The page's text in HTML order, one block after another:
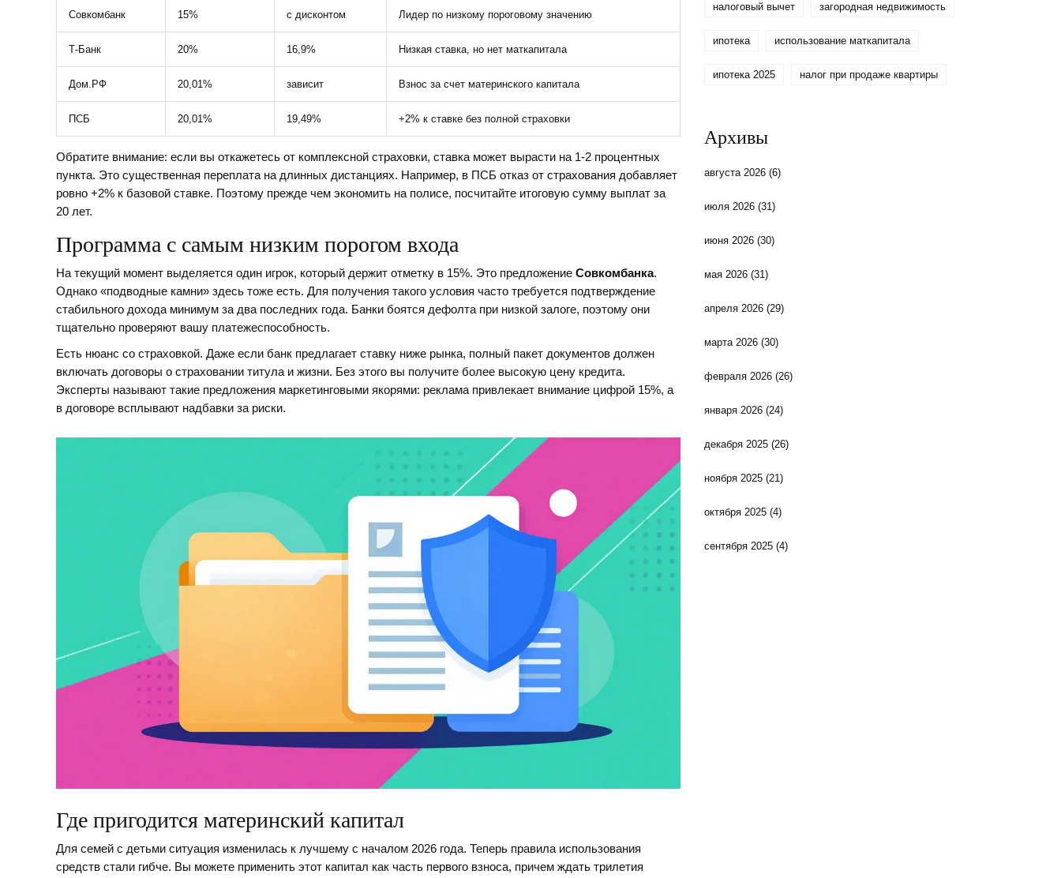
Совкомбанк 15% с дисконтом Лидер по низкому пороговому значению
Т-Банк 20% 16,9% Низкая ставка, но нет маткапитала
Дом.РФ 20,01% зависит Взнос за счет материнского капитала
ПСБ 20,01% 19,49% +2% к ставке без полной страховки
Обратите внимание: если вы откажетесь от комплексной страховки, ставка может вырасти на 1-2 процентных
пункта. Это существенная переплата на длинных дистанциях. Например, в ПСБ отказ от страхования добавляет
ровно +2% к базовой ставке. Поэтому прежде чем экономить на полисе, посчитайте итоговую сумму выплат за
20 лет.
Программа с самым низким порогом входа
На текущий момент выделяется один игрок, который держит отметку в 15%. Это предложение Совкомбанка.
Однако «подводные камни» здесь тоже есть. Для получения такого условия часто требуется подтверждение
стабильного дохода минимум за два последних года. Банки боятся дефолта при низкой залоге, поэтому они
тщательно проверяют вашу платежеспособность.
Есть нюанс со страховкой. Даже если банк предлагает ставку ниже рынка, полный пакет документов должен
включать договоры о страховании титула и жизни. Без этого вы получите более высокую цену кредита.
Эксперты называют такие предложения маркетинговыми якорями: реклама привлекает внимание цифрой 15%, а
в договоре всплывают надбавки за риски.
Где пригодится материнский капитал
Для семей с детьми ситуация изменилась к лучшему с началом 2026 года. Теперь правила использования
средств стали гибче. Вы можете применить этот капитал как часть первого взноса, причем ждать трилетия
налоговый вычет загородная недвижимость
ипотека использование маткапитала
ипотека 2025 налог при продаже квартиры
Архивы
августа 2026(6)
июля 2026(31)
июня 2026(30)
мая 2026(31)
апреля 2026(29)
марта 2026(30)
февраля 2026(26)
января 2026(24)
декабря 2025(26)
ноября 2025(21)
октября 2025(4)
сентября 2025(4)